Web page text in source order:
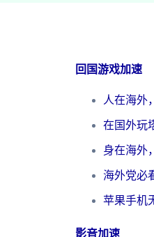
回国游戏加速
影音加速